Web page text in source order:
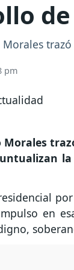
Morales
pm
Morales
en